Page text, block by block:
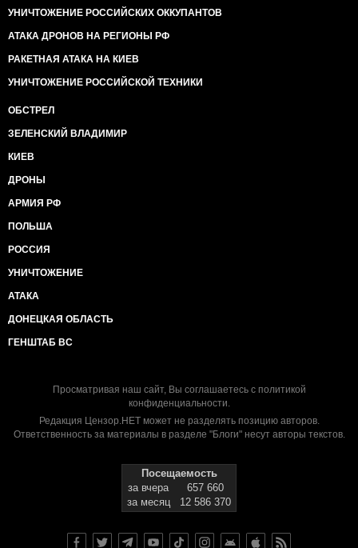
УНИЧТОЖЕНИЕ РОССИЙСКИХ ОККУПАНТОВ
АТАКА ДРОНОВ НА РЕГИОНЫ РФ
РАКЕТНАЯ АТАКА НА КИЕВ
УНИЧТОЖЕНИЕ РОССИЙСКОЙ ТЕХНИКИ
ОБСТРЕЛ
ЗЕЛЕНСКИЙ ВЛАДИМИР
КИЕВ
ДРОНЫ
АРМИЯ РФ
ПОЛЬША
РОССИЯ
УНИЧТОЖЕНИЕ
АТАКА
ДОНЕЦКАЯ ОБЛАСТЬ
ГЕНШТАБ ВС
Просматривая наш сайт, Вы соглашаетесь с политикой
конфиденциальности.
Редакция Цензор.НЕТ может не разделять позицию авторов.
Ответственность за материалы в разделе "Блоги" несут авторы текстов.
Посещаемость
за вчера
657 660
за месяц
12 586 370